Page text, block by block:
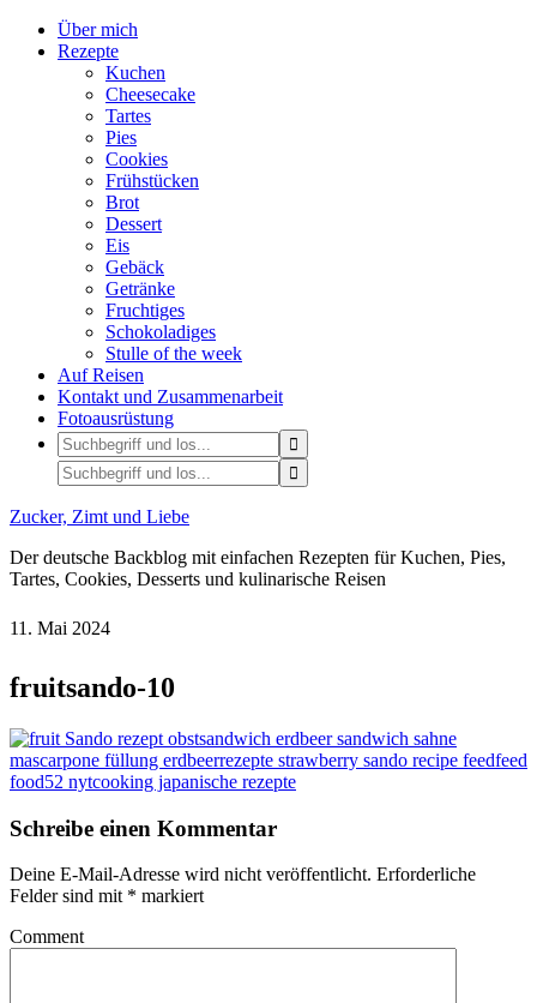
Über mich
Rezepte
Kuchen
Cheesecake
Tartes
Pies
Cookies
Frühstücken
Brot
Dessert
Eis
Gebäck
Getränke
Fruchtiges
Schokoladiges
Stulle of the week
Auf Reisen
Kontakt und Zusammenarbeit
Fotoausrüstung
Zucker, Zimt und Liebe
Der deutsche Backblog mit einfachen Rezepten für Kuchen, Pies,
Tartes, Cookies, Desserts und kulinarische Reisen
11. Mai 2024
fruitsando-10
Schreibe einen Kommentar
Deine E-Mail-Adresse wird nicht veröffentlicht. Erforderliche
Felder sind mit * markiert
Comment